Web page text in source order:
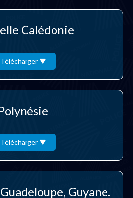
Calédonie
Télécharger
Télécharger
Guyane.